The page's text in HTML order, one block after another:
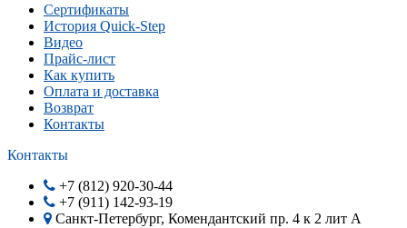
Сертификаты
История Quick-Step
Видео
Прайс-лист
Как купить
Оплата и доставка
Возврат
Контакты
Контакты
+7 (812) 920-30-44
+7 (911) 142-93-19
Санкт-Петербург, Комендантский пр. 4 к 2 лит А